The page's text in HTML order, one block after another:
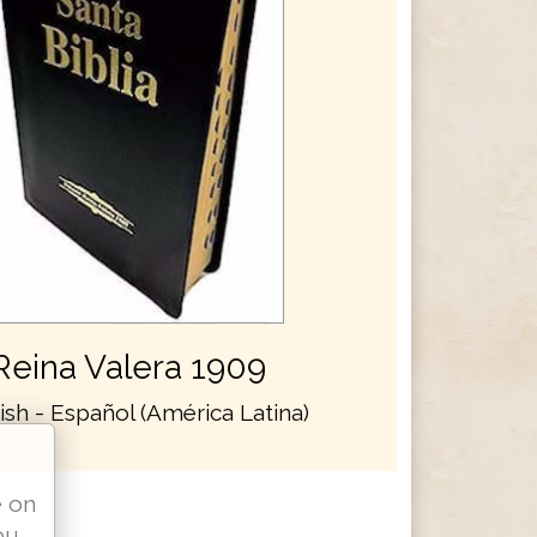
Valera 1909
- Español (América Latina)
on